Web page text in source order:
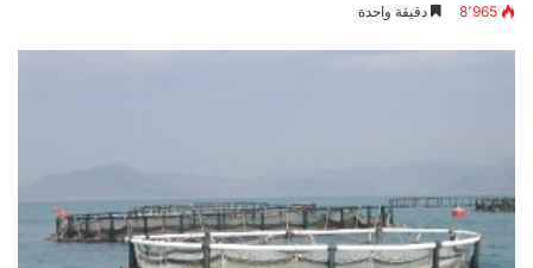
8٬965 دقيقة واحدة